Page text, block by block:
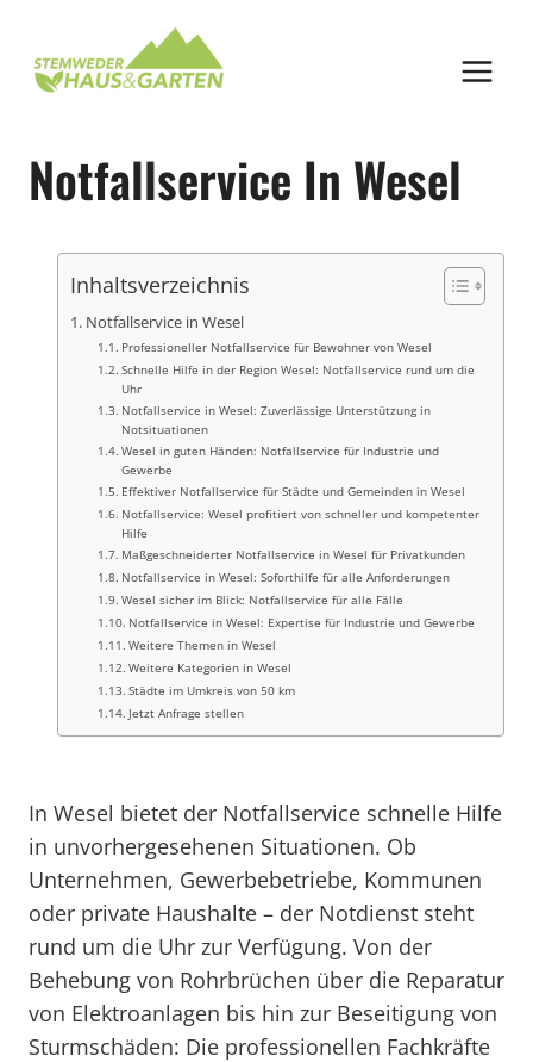
springen
Notfallservice In Wesel
Inhaltsverzeichnis
Notfallservice in Wesel
Professioneller Notfallservice für Bewohner von Wesel
Schnelle Hilfe in der Region Wesel: Notfallservice rund um die
Uhr
Notfallservice in Wesel: Zuverlässige Unterstützung in
Notsituationen
Wesel in guten Händen: Notfallservice für Industrie und
Gewerbe
Effektiver Notfallservice für Städte und Gemeinden in Wesel
Notfallservice: Wesel profitiert von schneller und kompetenter
Hilfe
Maßgeschneiderter Notfallservice in Wesel für Privatkunden
Notfallservice in Wesel: Soforthilfe für alle Anforderungen
Wesel sicher im Blick: Notfallservice für alle Fälle
Notfallservice in Wesel: Expertise für Industrie und Gewerbe
Weitere Themen in Wesel
Weitere Kategorien in Wesel
Städte im Umkreis von 50 km
Jetzt Anfrage stellen
In Wesel bietet der Notfallservice schnelle Hilfe
in unvorhergesehenen Situationen. Ob
Unternehmen, Gewerbebetriebe, Kommunen
oder private Haushalte – der Notdienst steht
rund um die Uhr zur Verfügung. Von der
Behebung von Rohrbrüchen über die Reparatur
von Elektroanlagen bis hin zur Beseitigung von
Sturmschäden: Die professionellen Fachkräfte